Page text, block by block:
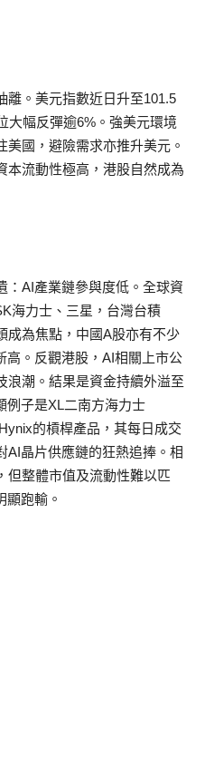
離。美元指數近日升至101.5
大幅反彈逾6%。強美元環境
國，避險需求亦推升美元。
本流動性極高，港股自然成為
：AI產業鏈參與度低。全球資
海力士、三星，台灣台積
成為焦點，中國A股亦有不少
高。反觀港股，AI相關上市公
浪潮。結果是資金持續外溢至
例子是XL二南方海力士
的槓桿產品，其每日成交
AI晶片供應鏈的狂熱追捧。相
但整體市值及流動性難以匹
顯跑輸。